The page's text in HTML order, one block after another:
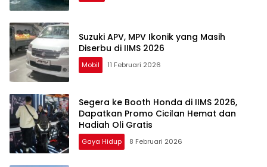
Suzuki APV, MPV Ikonik yang Masih
Diserbu di IIMS 2026
Mobil 11 Februari 2026
Segera ke Booth Honda di IIMS 2026,
Dapatkan Promo Cicilan Hemat dan
Hadiah Oli Gratis
Gaya Hidup 8 Februari 2026